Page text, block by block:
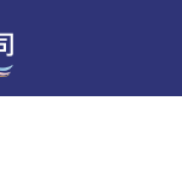
高雄